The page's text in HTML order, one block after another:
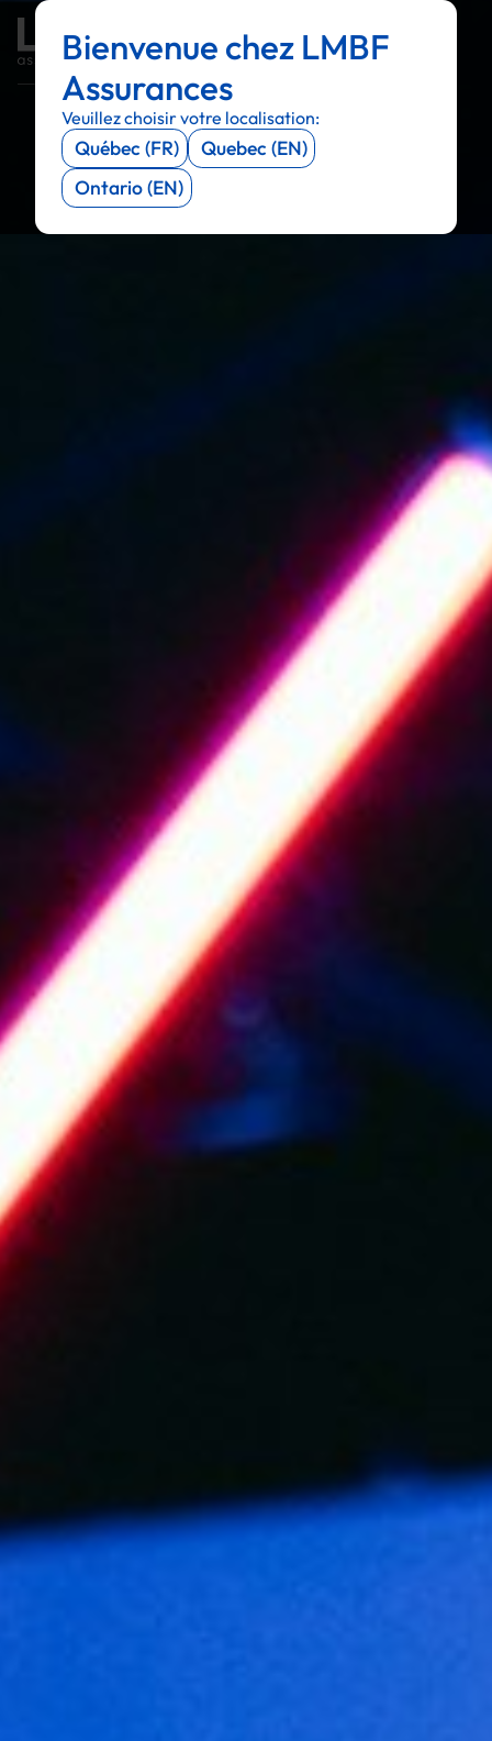
Menu
Menu
Menu
Menu
Bienvenue chez LMBF
Assurances
Veuillez choisir votre localisation:
Québec (FR)
Quebec (EN)
Ontario (EN)